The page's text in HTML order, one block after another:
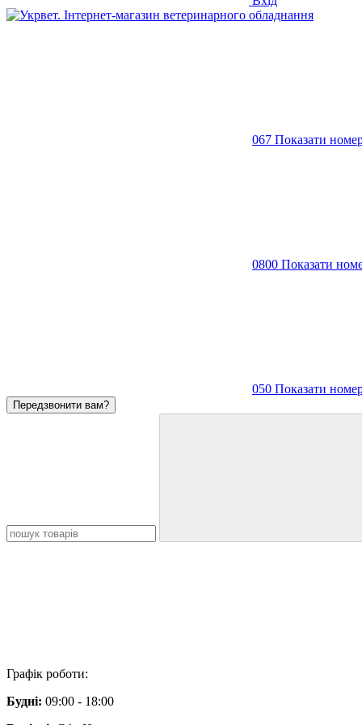
067 Показати
0800 Показати
050 Показати
Передзвонити вам?
Графік роботи:
Будні: 09:00 - 18:00